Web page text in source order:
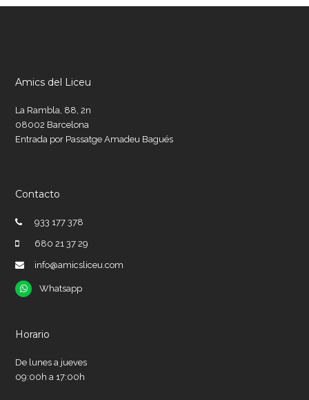
Amics del Liceu
La Rambla, 88, 2n
08002 Barcelona
Entrada por Passatge Amadeu Bagués
Contacto
933 177 378
680 21 37 29
info@amicsliceu.com
Whatsapp
Whatsapp
Horario
De lunes a jueves
09:00h a 17:00h